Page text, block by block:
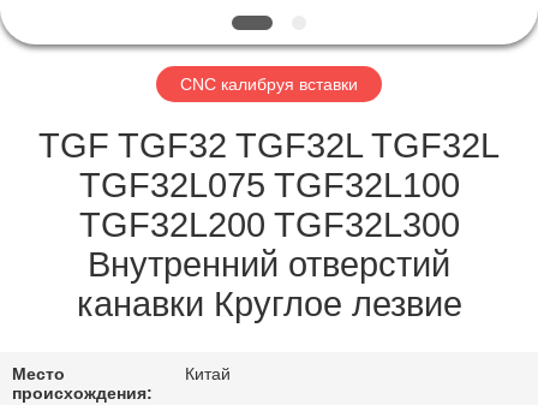
КАТАЛОГИ
СВЯЖИТЕСЬ
НАМИ
НОВОСТИ
ЗАПРОСИТЕ
ЦИТАТУ
CNC калибруя вставки
TGF TGF32 TGF32L TGF32L
TGF32L075 TGF32L100
TGF32L200 TGF32L300
Внутренний отверстий
канавки Круглое лезвие
Место
происхождения:
Китай